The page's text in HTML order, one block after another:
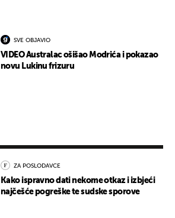
SVE OBJAVIO
VIDEO Australac ošišao Modrića i pokazao
novu Lukinu frizuru
ZA POSLODAVCE
Kako ispravno dati nekome otkaz i izbjeći
najčešće pogreške te sudske sporove